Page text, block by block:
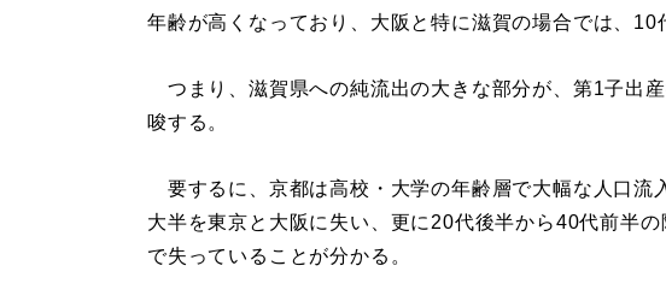
年齢が高くなっており、大阪と特に滋賀の場合では、10
つまり、滋賀県への純流出の大きな部分が、第1子出
唆する。
要するに、京都は高校・大学の年齢層で大幅な人口流
大半を東京と大阪に失い、更に20代後半から40代前半
で失っていることが分かる。